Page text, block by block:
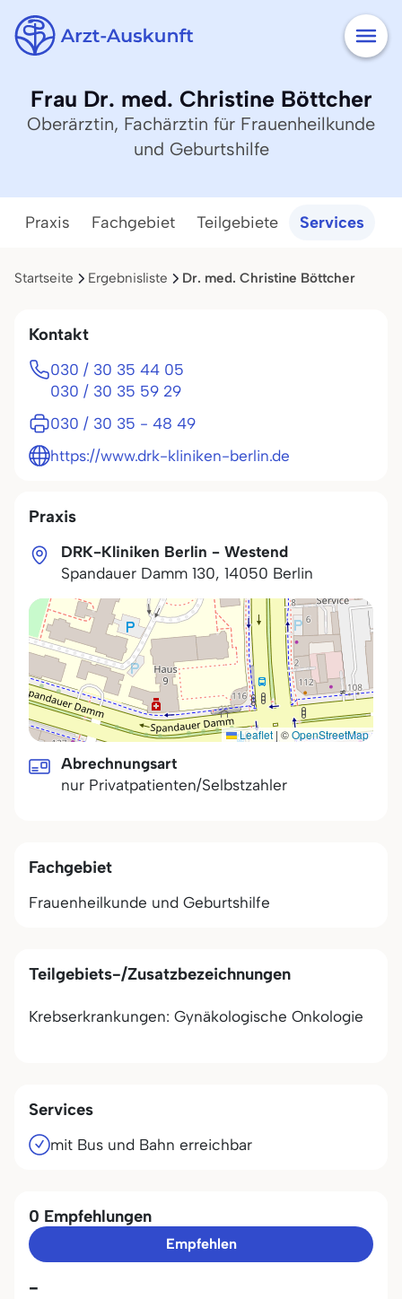
Frau Dr. med. Christine Böttcher
Oberärztin, Fachärztin für Frauenheilkunde
und Geburtshilfe
Praxis Fachgebiet Teilgebiete Services
Startseite Ergebnisliste Dr. med. Christine Böttcher
Praxis
DRK-Kliniken Berlin - Westend
Spandauer Damm 130, 14050 Berlin
Leaflet | ©OpenStreetMap
Abrechnungsart
nur Privatpatienten/Selbstzahler
Fachgebiet
Frauenheilkunde und Geburtshilfe
Teilgebiets-/Zusatzbezeichnungen
Krebserkrankungen: Gynäkologische Onkologie
Services
mit Bus und Bahn erreichbar
0 Empfehlungen
Empfehlen
-
Kontakt
030 / 30 35 44 05
030 / 30 35 59 29
030 / 30 35 - 48 49
https://www.drk-kliniken-berlin.de